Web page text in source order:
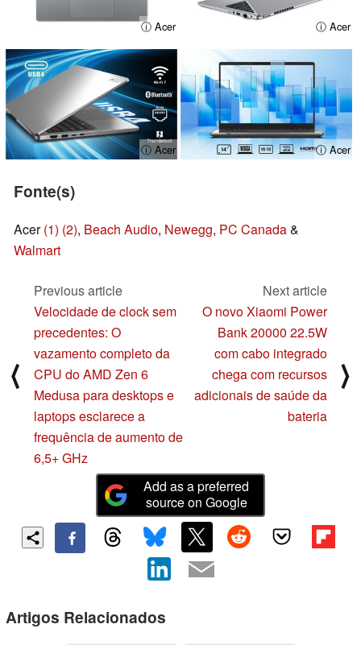
ⓘ Acer ⓘ Acer
ⓘ Acer ⓘ Acer
Fonte(s)
Acer(1) (2), Beach Audio, Newegg, PC Canada&
Walmart
⟨
Previous article
Velocidade de clock sem
precedentes: O
vazamento completo da
CPU do AMD Zen 6
Medusa para desktops e
laptops esclarece a
frequência de aumento de
6,5+ GHz
Next article
O novo Xiaomi Power
Bank 20000 22.5W
com cabo integrado
chega com recursos
adicionais de saúde da
bateria
⟩
Add as a preferred
source on Google
Artigos Relacionados